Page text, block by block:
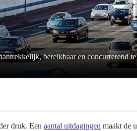
bereikbaar en concurrerend
druk. Een aantal uitdagingen maakt de